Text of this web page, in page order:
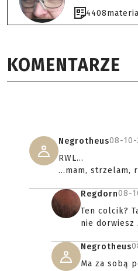
4408
KOMENTARZE
Negrotheus08-10-
RWL...
...mam, strzelam,
Regdorn08-
Ten colcik?
nie dorwiesz
Negrotheus
Ma za sobą